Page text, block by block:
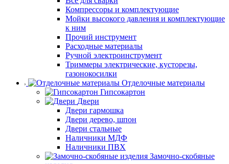
Компрессоры и комплектующие
Мойки высокого давления и комплектующие
к ним
Прочий инструмент
Расходные материалы
Ручной электроинструмент
Триммеры электрические, кусторезы,
газонокосилки
Отделочные материалы
Гипсокартон
Двери
Двери гармошка
Двери дерево, шпон
Двери стальные
Наличники МДФ
Наличники ПВХ
Замочно-скобяные